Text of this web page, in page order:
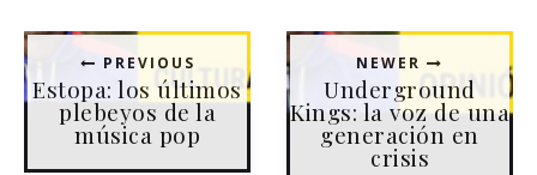
PREVIOUS
Estopa: los últimos
plebeyos de la
música pop
NEWER
Underground
Kings: la voz de una
generación en
crisis